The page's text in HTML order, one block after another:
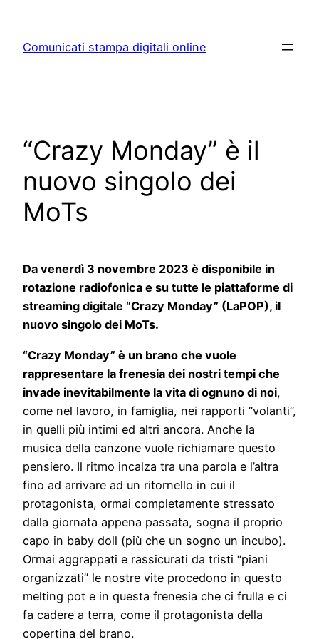
content
Comunicati stampa digitali online
“Crazy Monday” è il
nuovo singolo dei
MoTs
Da venerdì 3 novembre 2023 è disponibile in
rotazione radiofonica e su tutte le piattaforme di
streaming digitale “Crazy Monday” (LaPOP), il
nuovo singolo dei MoTs.
“Crazy Monday” è un brano che vuole
rappresentare la frenesia dei nostri tempi che
invade inevitabilmente la vita di ognuno di noi,
come nel lavoro, in famiglia, nei rapporti “volanti”,
in quelli più intimi ed altri ancora. Anche la
musica della canzone vuole richiamare questo
pensiero. Il ritmo incalza tra una parola e l’altra
fino ad arrivare ad un ritornello in cui il
protagonista, ormai completamente stressato
dalla giornata appena passata, sogna il proprio
capo in baby doll (più che un sogno un incubo).
Ormai aggrappati e rassicurati da tristi “piani
organizzati” le nostre vite procedono in questo
melting pot e in questa frenesia che ci frulla e ci
fa cadere a terra, come il protagonista della
copertina del brano.